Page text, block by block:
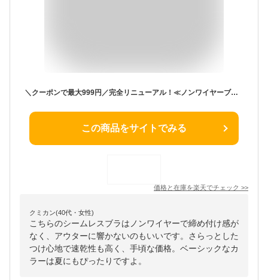
＼クーポンで最大999円／完全リニューアル！≪ノンワイヤーブラ×シームレス≫ノンワイヤーブラジャー シームレスブラジャー ワイヤレスブラ 脇高 夏用 響かない Tシャツブラ レディース モールドカップ 単品 大きいサイズ 黒 ベージュ ドゥモア 送料無料
この商品をサイトでみる
価格と在庫を楽天でチェック >>
クミカン(40代・女性)
こちらのシームレスブラはノンワイヤーで締め付け感が
なく、アウターに響かないのもいいです。さらっとした
つけ心地で速乾性も高く、手頃な価格。ベーシックなカ
ラーは夏にもぴったりですよ。